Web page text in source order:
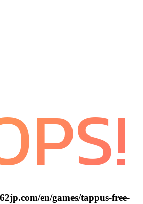
en/games/tappus-free-